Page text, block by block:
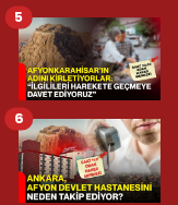
5
6